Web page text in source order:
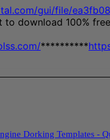
gui/file/
to download 100%
**********
Dorking Templates -